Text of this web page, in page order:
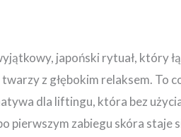
japoński rytuał, który
z głębokim relaksem. To
dla liftingu, która bez
pierwszym zabiegu skóra staje